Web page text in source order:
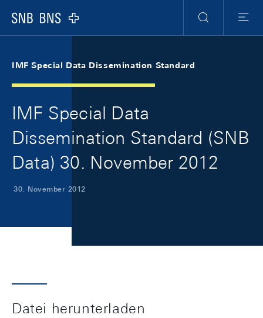
Logo
Suche
Menu
IMF Special Data Dissemination Standard
IMF Special Data
Dissemination Standard (SNB
Data) 30. November 2012
30. November 2012
Datei herunterladen